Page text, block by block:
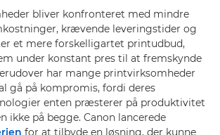
bliver konfronteret med mindre
krævende leveringstider og
et mere forskelligartet printudbud,
under konstant pres til at fremskynde
har mange printvirksomheder
gå på kompromis, fordi deres
enten præsterer på produktivitet
ikke på begge. Canon lancerede
for at tilbyde en løsning, der kunne